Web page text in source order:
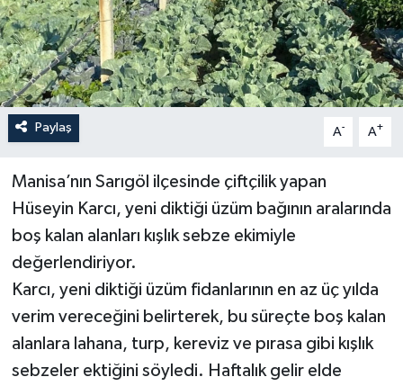
Paylaş A- A+
Manisa’nın Sarıgöl ilçesinde çiftçilik yapan
Hüseyin Karcı, yeni diktiği üzüm bağının aralarında
boş kalan alanları kışlık sebze ekimiyle
değerlendiriyor.
Karcı, yeni diktiği üzüm fidanlarının en az üç yılda
verim vereceğini belirterek, bu süreçte boş kalan
alanlara lahana, turp, kereviz ve pırasa gibi kışlık
sebzeler ektiğini söyledi. Haftalık gelir elde